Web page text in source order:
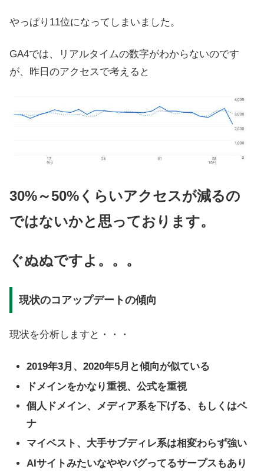
やっぱり11位になってしまいました。
GA4では、リアルタイムの数字がわからないのです
が、昨日のアクセスで考えると
30%～50%くらいアクセスが減るの
ではないかと思っております。
ぐぬぬですよ。。。
現状のコアップデートの傾向
現状を分析しますと・・・
2019年3月、2020年5月と傾向が似ている
ドメインをかなり重視、公式を重視
個人ドメイン、メディア系を下げる、もしくはペ
ナ
マイベスト、大手サブディレ系は相変わらず強い
AIサイトみたいなややバグってるサープスもあり